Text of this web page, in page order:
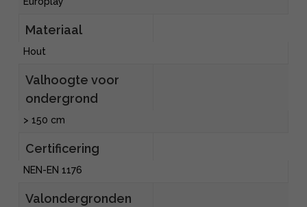
Materiaal
Hout
Valhoogte voor
ondergrond
> 150 cm
Certificering
NEN-EN 1176
Valondergronden